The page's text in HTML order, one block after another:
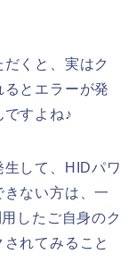
くと、実はク
とエラーが発
すよね♪
して、HIDパワ
ない方は、一
したご自身のク
れてみること